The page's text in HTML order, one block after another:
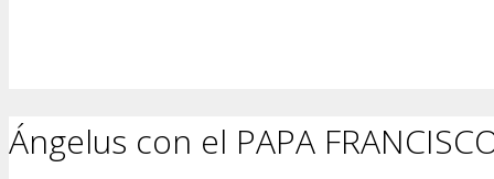
Ángelus con el PAPA